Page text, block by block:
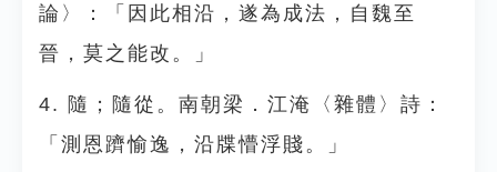
論〉：「因此相沿，遂為成法，自魏至
晉，莫之能改。」
4. 隨；隨從。南朝梁．江淹〈雜體〉詩：
「測恩躋愉逸，沿牒懵浮賤。」